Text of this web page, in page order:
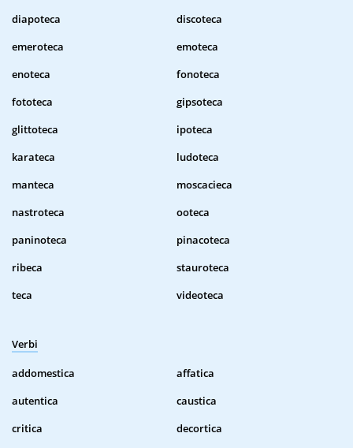
diapoteca
discoteca
emeroteca
emoteca
enoteca
fonoteca
fototeca
gipsoteca
glittoteca
ipoteca
karateca
ludoteca
manteca
moscacieca
nastroteca
ooteca
paninoteca
pinacoteca
ribeca
stauroteca
teca
videoteca
Verbi
addomestica
affatica
autentica
caustica
critica
decortica